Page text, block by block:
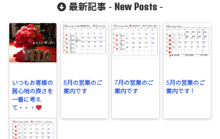
最新記事 - New Posts -
いつもお客様の
居心地の良さを
一番に考え
て・・・
8月の営業のご
案内です
7月の営業のご
案内です
5月の営業のご
案内です！